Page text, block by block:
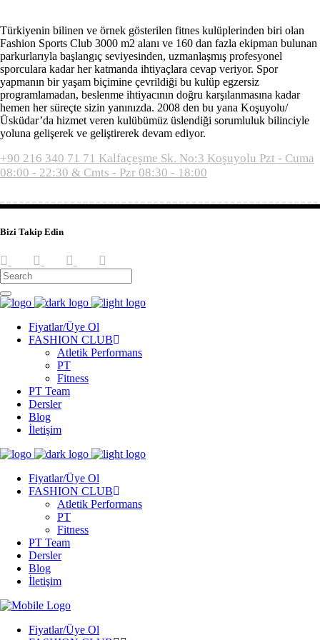
Türkiyenin bilinen ve örnek gösterilen fitnes kulüplerinden biri olan
Fashion Sports Club 3000 m2 alanı ve 160 dan fazla ekipman bulunan
parkurlarıyla başlangıç seviyesinden, uzmanlaşmış profesyonel
sporculara kadar her katmanda ihtiyaçlara cevap veriyor. Spor
yapmanın bir yaşam biçimine çevrildiği bu kulüp egzersiz
programlamadan, beslenme ihtiyacının doğru karşılanmasına kadar
hemen her süreçte sizin yanınızda. 2008 den bu yana Koşuyolu/
Üsküdar’da hizmet veren kulübümüz üslendiği sorumluluk bilinciyle
yoluna gelişerek ve geliştirerek devam ediyor.
+90 216 340 71 71 Kalfaçeşme Sk. No:3 Koşuyolu Pzt - Cuma
08:00 - 22:30 & Cmts - Pzr 08:30 - 18:00
Bizi Takip Edin
Fiyatlar/Üye Ol
FASHION CLUB
Atletik Performans
PT
Fitness
PT Team
Dersler
Blog
İletişim
Fiyatlar/Üye Ol
FASHION CLUB
Atletik Performans
PT
Fitness
PT Team
Dersler
Blog
İletişim
Fiyatlar/Üye Ol